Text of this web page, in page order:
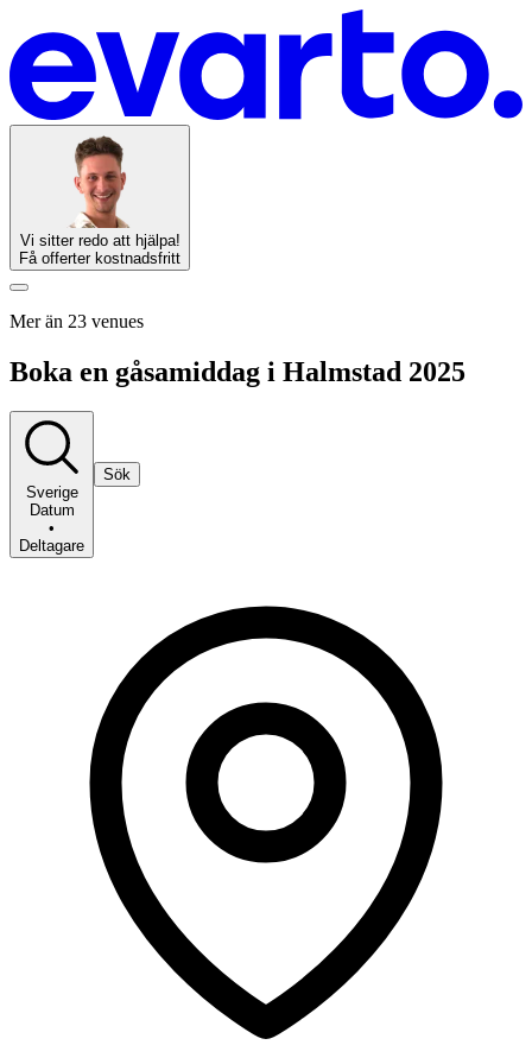
Vi sitter redo att hjälpa!
Få offerter kostnadsfritt
Mer än 23 venues
Boka en gåsamiddag i Halmstad 2025
Sverige
Datum
•
Deltagare
Sök